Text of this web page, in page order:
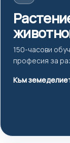
150-часови
професия за
Към